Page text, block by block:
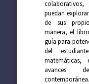
colaborativos,
puedan
de sus
manera, el
guía para
del
avances
contemporánea.